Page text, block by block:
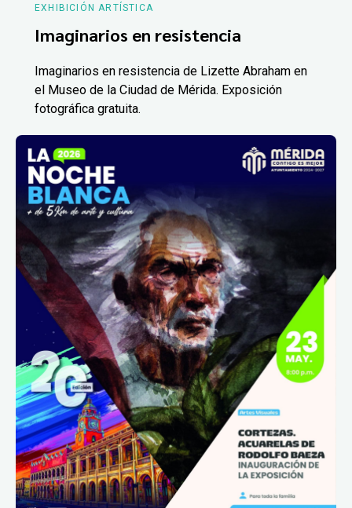
EXHIBICIÓN ARTÍSTICA
Imaginarios en resistencia
Imaginarios en resistencia de Lizette Abraham en
el Museo de la Ciudad de Mérida. Exposición
fotográfica gratuita.